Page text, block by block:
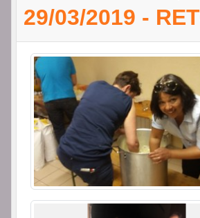
29/03/2019 -